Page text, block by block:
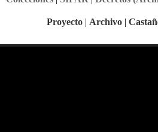
Proyecto | Archivo |